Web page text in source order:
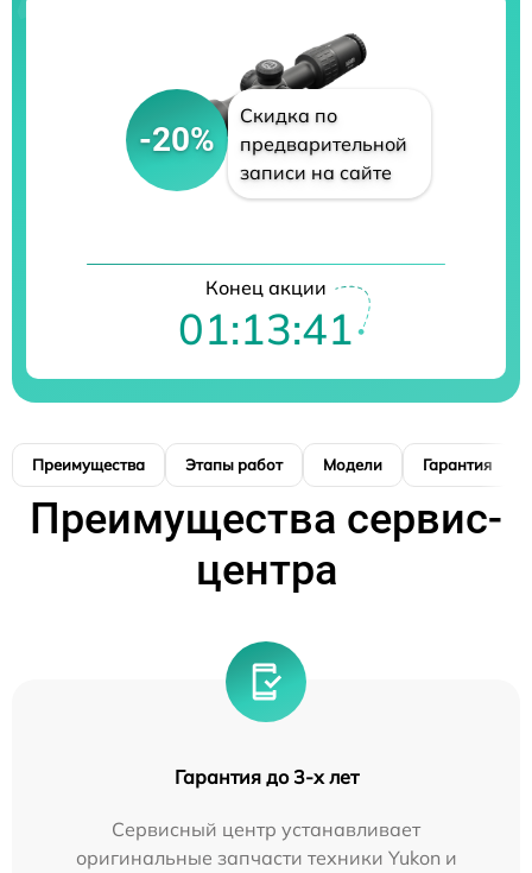
-20%
Скидка по
предварительной
записи на сайте
Конец акции
01:13:40
Преимущества Этапы работ Модели Гарантия
Преимущества сервис-
центра
Гарантия до 3-х лет
Сервисный центр устанавливает
оригинальные запчасти техники Yukon и